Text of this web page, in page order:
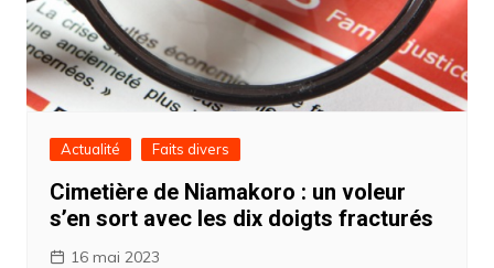
Actualité Faits divers
Cimetière de Niamakoro : un voleur
s’en sort avec les dix doigts fracturés
16 mai 2023